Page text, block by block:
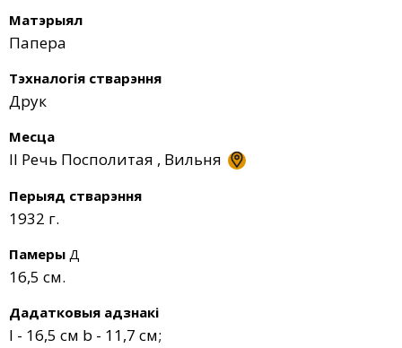
Матэрыял
Папера
Тэхналогія стварэння
Друк
Месца
ІІ Речь Посполитая , Вильня
Перыяд стварэння
1932 г.
Памеры Д
16,5 см.
Дадатковыя адзнакі
I - 16,5 см b - 11,7 см;